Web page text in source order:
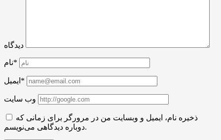
دیدگاه
نام*
ایمیل*
وب سایت
ذخیره نام، ایمیل و وبسایت من در مرورگر برای زمانی که
دوباره دیدگاهی می‌نویسم.